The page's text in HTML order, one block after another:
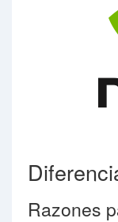
Razones